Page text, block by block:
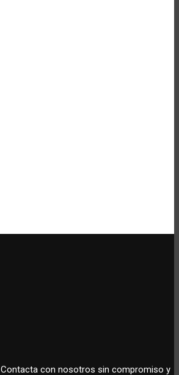
Contacta con nosotros sin compromiso y